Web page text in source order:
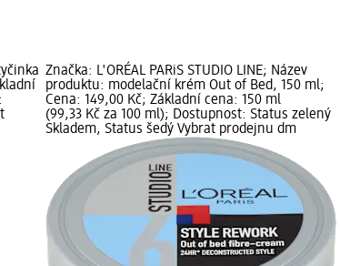
Značka: L'ORÉAL PARiS STUDIO LINE; Název
produktu: modelační krém Out of Bed, 150 ml;
Cena: 149,00 Kč; Základní cena: 150 ml
(99,33 Kč za 100 ml); Dostupnost: Status zelený
Skladem, Status šedý Vybrat prodejnu dm